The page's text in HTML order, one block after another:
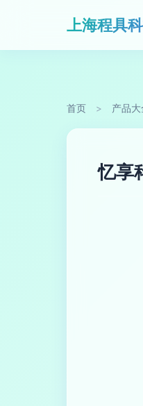
上海程具
首页 > 产品大
忆享